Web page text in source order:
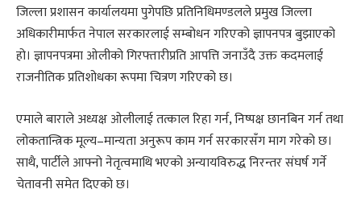
जिल्ला प्रशासन कार्यालयमा पुगेपछि प्रतिनिधिमण्डलले प्रमुख जिल्ला
अधिकारीमार्फत नेपाल सरकारलाई सम्बोधन गरिएको ज्ञापनपत्र बुझाएको
हो। ज्ञापनपत्रमा ओलीको गिरफ्तारीप्रति आपत्ति जनाउँदै उक्त कदमलाई
राजनीतिक प्रतिशोधका रूपमा चित्रण गरिएको छ।
एमाले बाराले अध्यक्ष ओलीलाई तत्काल रिहा गर्न, निष्पक्ष छानबिन गर्न तथा
लोकतान्त्रिक मूल्य–मान्यता अनुरूप काम गर्न सरकारसँग माग गरेको छ।
साथै, पार्टीले आफ्नो नेतृत्वमाथि भएको अन्यायविरुद्ध निरन्तर संघर्ष गर्ने
चेतावनी समेत दिएको छ।